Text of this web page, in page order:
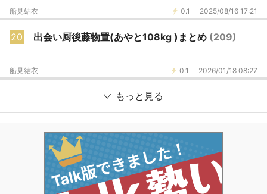
0.1 2025/08/16 17:21
船見結衣
20 出会い厨後藤物置(あやと108kg )まとめ (209)
0.1 2026/01/18 08:27
船見結衣
もっと見る